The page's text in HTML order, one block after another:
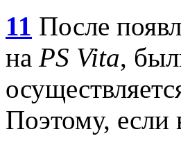
11 После
на PS Vita,
Поэтому,